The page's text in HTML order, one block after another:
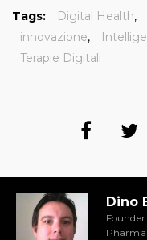
Tags: Digital Health,
innovazione,
Terapie Digitali
Dino